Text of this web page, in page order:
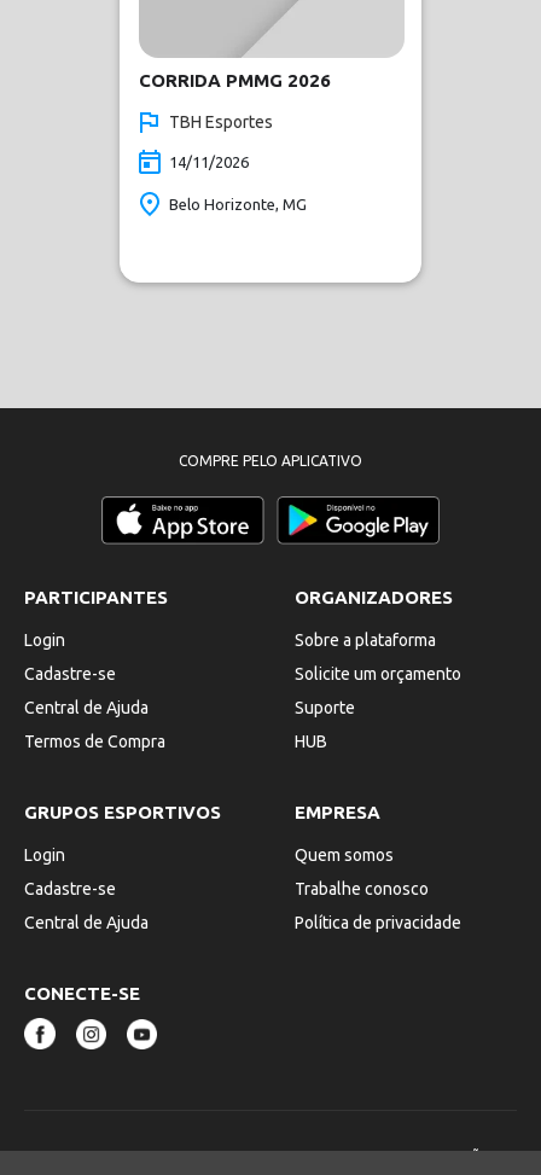
CORRIDA PMMG 2026
TBH Esportes
14/11/2026
Belo Horizonte, MG
PARTICIPANTES
Login
Cadastre-se
Central de Ajuda
Termos de Compra
ORGANIZADORES
Sobre a plataforma
Solicite um orçamento
Suporte
HUB
GRUPOS ESPORTIVOS
Login
Cadastre-se
Central de Ajuda
EMPRESA
Quem somos
Trabalhe conosco
Política de privacidade
CONECTE-SE
COMPRE PELO APLICATIVO